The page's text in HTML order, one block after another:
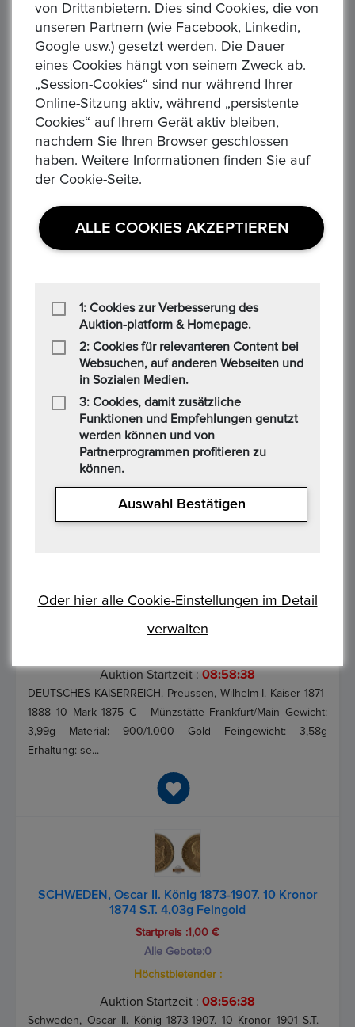
Höchstbietender :
Auktion Startzeit : 09:02:37
DEUTSCHES KAISERREICH. Württemberg, Wilhelm II. 1891-
1918 20 Mark 1894 F - Münzstätte Stuttgart Gewicht: 7,98g
Material: 900/1.000 Gold Feingewicht: 7,17g Erhaltung:
vorz&...
Alle Gebote:
Höchstbietender :
Auktion Startzeit :09:00:37
DEUTSCHES KAISERREICH. Württemberg, Karl-1871- 1891 20
Mark 1876 F - Münzstätte Stuttgart Gewicht: 7,98g Material:
900/1.000 Gold Feingewicht: 7,16g Erhaltung: sehr sch&ou...
Startpreis :1,00 €
Alle Gebote:0
Auktion Startzeit :08:58:37
DEUTSCHES KAISERREICH. Preussen, Wilhelm I. Kaiser 1871-
1888 10 Mark 1875 C - Münzstätte Frankfurt/Main Gewicht:
3,99g Material: 900/1.000 Gold Feingewicht: 3,58g
Erhaltung: se...
SCHWEDEN, Oscar II. König 1873-1907. 10 Kronor
1874 S.T. 4,03g Feingold
Startpreis :1,00 €
Alle Gebote:0
Höchstbietender :
Auktion Startzeit :08:56:37
Schweden, Oscar II. König 1873-1907. 10 Kronor 1901 S.T. -
von Drittanbietern. Dies sind Cookies, die von
unseren Partnern (wie Facebook, Linkedin,
Google usw.) gesetzt werden. Die Dauer
eines Cookies hängt von seinem Zweck ab.
„Session-Cookies“ sind nur während Ihrer
Online-Sitzung aktiv, während „persistente
Cookies“ auf Ihrem Gerät aktiv bleiben,
nachdem Sie Ihren Browser geschlossen
haben. Weitere Informationen finden Sie auf
der Cookie-Seite.
ALLE COOKIES AKZEPTIEREN
1: Cookies zur Verbesserung des
Auktion-platform & Homepage.
2: Cookies für relevanteren Content bei
Websuchen, auf anderen Webseiten und
in Sozialen Medien.
3: Cookies, damit zusätzliche
Funktionen und Empfehlungen genutzt
werden können und von
Partnerprogrammen profitieren zu
können.
Auswahl Bestätigen
Oder hier alle Cookie-Einstellungen im Detail
verwalten